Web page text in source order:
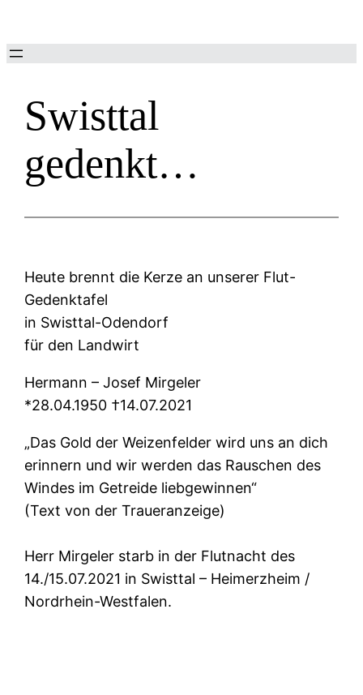
springen
Swisttal
gedenkt…
Heute brennt die Kerze an unserer Flut-
Gedenktafel
in Swisttal-Odendorf
für den Landwirt
Hermann – Josef Mirgeler
*28.04.1950 †14.07.2021
„Das Gold der Weizenfelder wird uns an dich
erinnern und wir werden das Rauschen des
Windes im Getreide liebgewinnen“
(Text von der Traueranzeige)
Herr Mirgeler starb in der Flutnacht des
14./15.07.2021 in Swisttal – Heimerzheim /
Nordrhein-Westfalen.